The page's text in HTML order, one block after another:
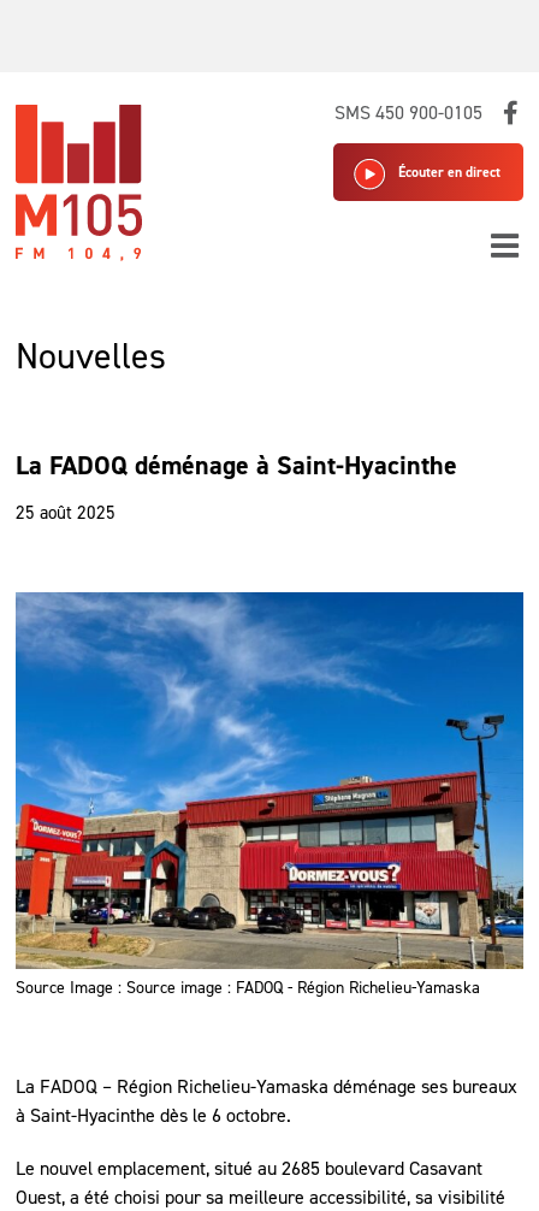
SMS 450 900-0105
Écouter en direct
Nouvelles
La FADOQ déménage à Saint-Hyacinthe
25 août 2025
Source Image : Source image : FADOQ - Région Richelieu-Yamaska
La FADOQ – Région Richelieu-Yamaska déménage ses bureaux
à Saint-Hyacinthe dès le 6 octobre.
Le nouvel emplacement, situé au 2685 boulevard Casavant
Ouest, a été choisi pour sa meilleure accessibilité, sa visibilité